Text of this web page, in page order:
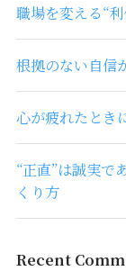
職場を変える“
根拠のない自信
心が疲れたとき
“正直”は誠実で
くり方
Recent